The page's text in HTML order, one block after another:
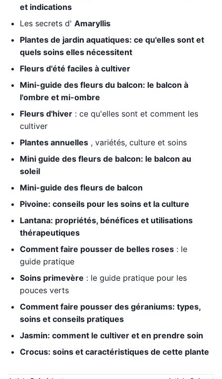
et indications
Les secrets d' Amaryllis
Plantes de jardin aquatiques: ce qu'elles sont et
quels soins elles nécessitent
Fleurs d'été faciles à cultiver
Mini-guide des fleurs du balcon: le balcon à
l'ombre et mi-ombre
Fleurs d'hiver : ce qu'elles sont et comment les
cultiver
Plantes annuelles , variétés, culture et soins
Mini guide des fleurs de balcon: le balcon au
soleil
Mini-guide des fleurs de balcon
Pivoine: conseils pour les soins et la culture
Lantana: propriétés, bénéfices et utilisations
thérapeutiques
Comment faire pousser de belles roses : le
guide pratique
Soins primevère : le guide pratique pour les
pouces verts
Comment faire pousser des géraniums: types,
soins et conseils pratiques
Jasmin: comment le cultiver et en prendre soin
Crocus: soins et caractéristiques de cette plante